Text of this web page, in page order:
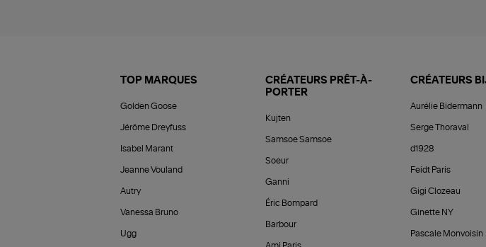
TOP MARQUES
Golden Goose
Jérôme Dreyfuss
Isabel Marant
Jeanne Vouland
Autry
Vanessa Bruno
Ugg
CRÉATEURS PRÊT-À-
PORTER
Kujten
Samsoe Samsoe
Soeur
Ganni
Éric Bompard
Barbour
CRÉATEURS
Aurélie Bidermann
Serge Thoraval
d1928
Feidt Paris
Gigi Clozeau
Ginette NY
Pascale Monvoisin